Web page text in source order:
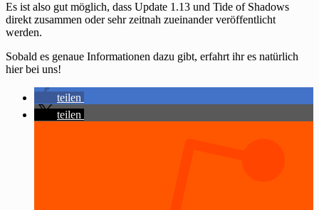
Es ist also gut möglich, dass Update 1.13 und Tide of Shadows
direkt zusammen oder sehr zeitnah zueinander veröffentlicht
werden.
Sobald es genaue Informationen dazu gibt, erfahrt ihr es natürlich
hier bei uns!
teilen
teilen